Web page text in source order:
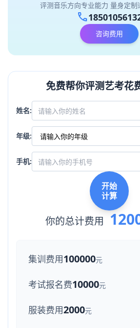
评测音乐方向专业能力 量身定制
call
咨询费用
免费帮你评测艺考花
姓名:
年级:
手机:
开始
计算
你的总计费用
集训费用100000元
考试报名费10000元
服装费用2000元